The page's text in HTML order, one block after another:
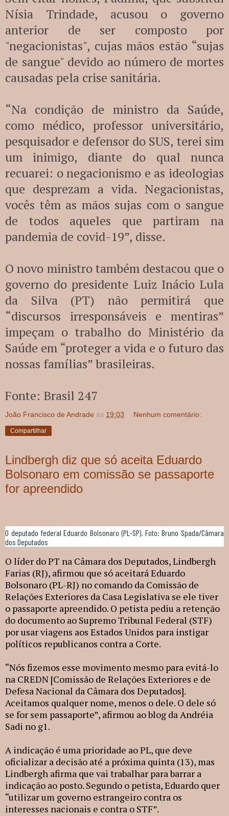
Nísia Trindade, acusou o governo
anterior de ser composto por
"negacionistas", cujas mãos estão “sujas
de sangue" devido ao número de mortes
causadas pela crise sanitária.
“Na condição de ministro da Saúde,
como médico, professor universitário,
pesquisador e defensor do SUS, terei sim
um inimigo, diante do qual nunca
recuarei: o negacionismo e as ideologias
que desprezam a vida. Negacionistas,
vocês têm as mãos sujas com o sangue
de todos aqueles que partiram na
pandemia de covid-19”, disse.
O novo ministro também destacou que o
governo do presidente Luiz Inácio Lula
da Silva (PT) não permitirá que
“discursos irresponsáveis e mentiras”
impeçam o trabalho do Ministério da
Saúde em “proteger a vida e o futuro das
nossas famílias” brasileiras.
Fonte: Brasil 247
João Francisco de Andrade às 19:03 Nenhum comentário:
Compartilhar
Lindbergh diz que só aceita Eduardo
Bolsonaro em comissão se passaporte
for apreendido
O deputado federal Eduardo Bolsonaro (PL-SP). Foto: Bruno Spada/Câmara
dos Deputados
O líder do PT na Câmara dos Deputados, Lindbergh
Farias (RJ), afirmou que só aceitará Eduardo
Bolsonaro (PL-RJ) no comando da Comissão de
Relações Exteriores da Casa Legislativa se ele tiver
o passaporte apreendido. O petista pediu a retenção
do documento ao Supremo Tribunal Federal (STF)
por usar viagens aos Estados Unidos para instigar
políticos republicanos contra a Corte.
“Nós fizemos esse movimento mesmo para evitá-lo
na CREDN [Comissão de Relações Exteriores e de
Defesa Nacional da Câmara dos Deputados].
Aceitamos qualquer nome, menos o dele. O dele só
se for sem passaporte”, afirmou ao blog da Andréia
Sadi no g1.
A indicação é uma prioridade ao PL, que deve
oficializar a decisão até a próxima quinta (13), mas
Lindbergh afirma que vai trabalhar para barrar a
indicação ao posto. Segundo o petista, Eduardo quer
“utilizar um governo estrangeiro contra os
interesses nacionais e contra o STF”.